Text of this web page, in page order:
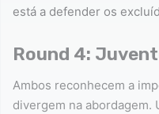
está a defender os
Round 4:
Ambos reconhecem a
divergem na abordagem.